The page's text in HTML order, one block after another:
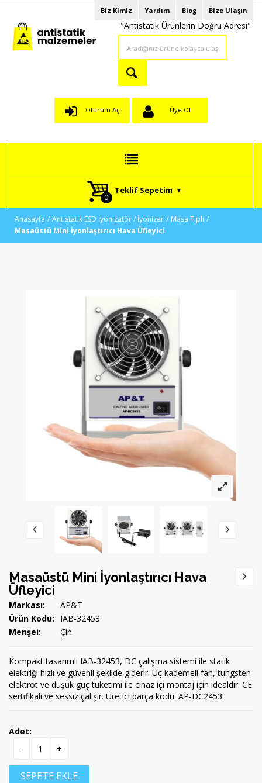
Biz Kimiz Yardım Blog Bize Ulaşın
"Antistatik Ürünlerin Doğru Adresi"
Oturum Aç Üye Ol
Teklif Sepetim
Anasayfa Antistatik ESD İyonizatör / İyonizer
Masa Tipli
Masaüstü Mini İyonlaştırıcı Hava Üfleyici
Masaüstü Mini İyonlaştırıcı Hava
Üfleyici
Markası:
AP&T
Ürün Kodu:
IAB-32453
Menşei:
Çin
Kompakt tasarımlı IAB-32453, DC çalışma sistemi ile statik
elektriği hızlı ve güvenli şekilde giderir. Üç kademeli fan, tungsten
elektrot ve düşük güç tüketimi ile cihaz içi montaj için idealdir. CE
sertifikalı ve sessiz çalışır. Üretici parça kodu: AP-DC2453
Adet:
-
+
SEPETE EKLE